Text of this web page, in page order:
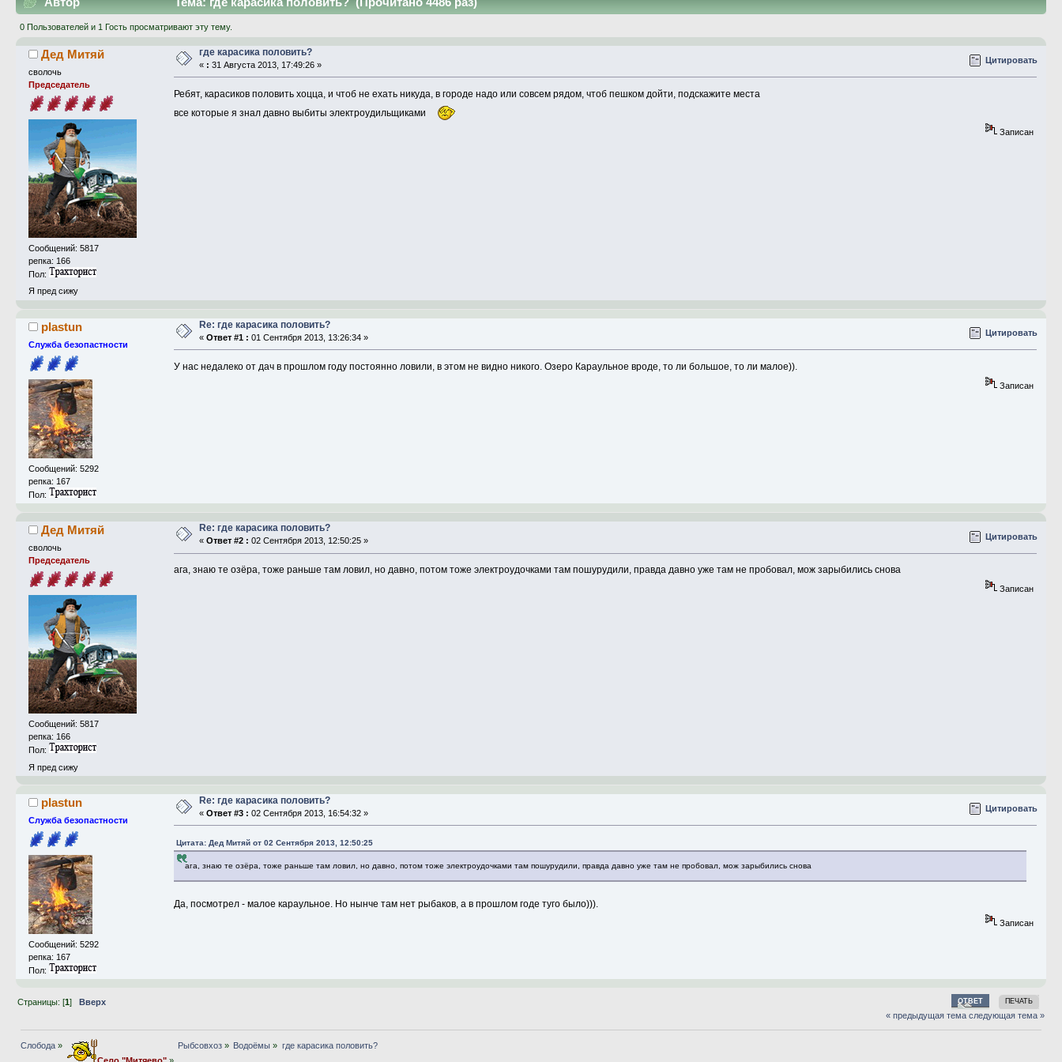
0 Пользователей и 1 Гость просматривают эту тему.
Дед Митяй
сволочь
Председатель
Сообщений: 5817
репка: 166
Пол:
Я пред сижу
где карасика половить?
« : 31 Августа 2013, 17:49:26 » Цитировать
Ребят, карасиков половить хоцца, и чтоб не ехать никуда, в городе надо или совсем рядом, чтоб пешком дойти, подскажите места
все которые я знал давно выбиты электроудильщиками
Записан
plastun
Служба безопастности
Сообщений: 5292
репка: 167
Пол:
Re: где карасика половить?
« Ответ #1 : 01 Сентября 2013, 13:26:34 » Цитировать
У нас недалеко от дач в прошлом году постоянно ловили, в этом не видно никого. Озеро Караульное вроде, то ли большое, то ли малое)).
Записан
Дед Митяй
сволочь
Председатель
Сообщений: 5817
репка: 166
Пол:
Я пред сижу
Re: где карасика половить?
« Ответ #2 : 02 Сентября 2013, 12:50:25 » Цитировать
ага, знаю те озёра, тоже раньше там ловил, но давно, потом тоже электроудочками там пошурудили, правда давно уже там не пробовал, мож зарыбились снова
Записан
plastun
Служба безопастности
Сообщений: 5292
репка: 167
Пол:
Re: где карасика половить?
« Ответ #3 : 02 Сентября 2013, 16:54:32 » Цитировать
Цитата: Дед Митяй от 02 Сентября 2013, 12:50:25
ага, знаю те озёра, тоже раньше там ловил, но давно, потом тоже электроудочками там пошурудили, правда давно уже там не пробовал, мож зарыбились снова
Да, посмотрел - малое караульное. Но нынче там нет рыбаков, а в прошлом годе туго было))).
Записан
ОТВЕТ ПЕЧАТЬ
Страницы: [1]
Вверх
« предыдущая тема следующая тема »
Слобода »
Рыбсовхоз» Водоёмы » где карасика половить?